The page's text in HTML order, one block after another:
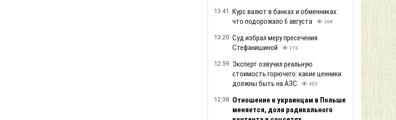
13:41 Курс валют в банках и обменниках:
что подорожало 6 августа
268
13:20 Суд избрал меру пресечения
Стефанишиной
276
12:59 Эксперт озвучил реальную
стоимость горючего: какие ценники
должны быть на АЗС
403
12:38 Отношение к украинцам в Польше
меняется, доля радикального